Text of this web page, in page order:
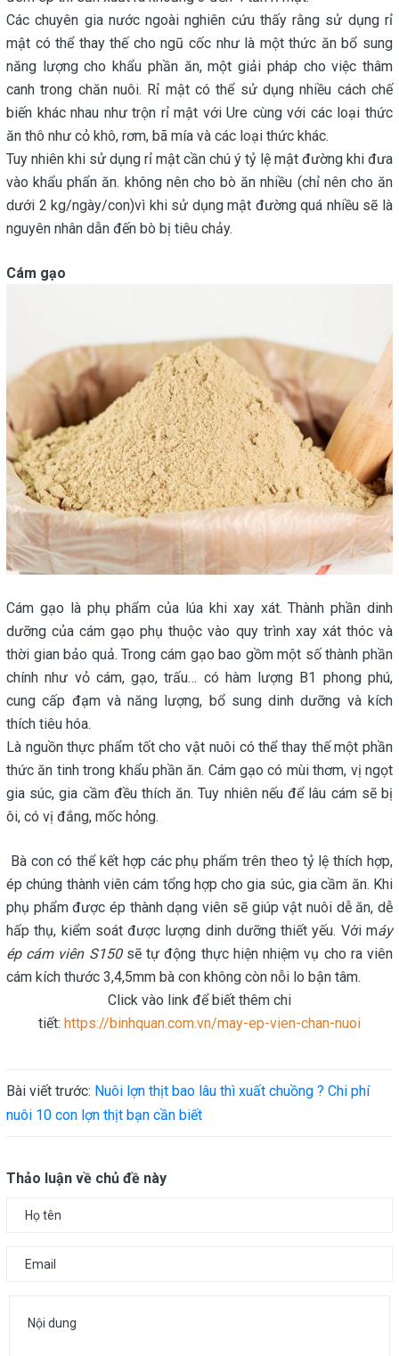
Các chuyên gia nước ngoài nghiên cứu thấy rằng sử dụng rỉ
mật có thể thay thế cho ngũ cốc như là một thức ăn bổ sung
năng lượng cho khẩu phần ăn, một giải pháp cho việc thâm
canh trong chăn nuôi. Rỉ mật có thể sử dụng nhiều cách chế
biến khác nhau như trộn rỉ mật với Ure cùng với các loại thức
ăn thô như cỏ khô, rơm, bã mía và các loại thức khác.
Tuy nhiên khi sử dụng rỉ mật cần chú ý tỷ lệ mật đường khi đưa
vào khẩu phẩn ăn. không nên cho bò ăn nhiều (chỉ nên cho ăn
dưới 2 kg/ngày/con)vì khi sử dụng mật đường quá nhiều sẽ là
nguyên nhân dẫn đến bò bị tiêu chảy.
Cám gạo
Cám gạo là phụ phẩm của lúa khi xay xát. Thành phần dinh
dưỡng của cám gạo phụ thuộc vào quy trình xay xát thóc và
thời gian bảo quả. Trong cám gạo bao gồm một số thành phần
chính như vỏ cám, gạo, trấu… có hàm lượng B1 phong phú,
cung cấp đạm và năng lượng, bổ sung dinh dưỡng và kích
thích tiêu hóa.
Là nguồn thực phẩm tốt cho vật nuôi có thể thay thế một phần
thức ăn tinh trong khẩu phần ăn. Cám gạo có mùi thơm, vị ngọt
gia súc, gia cầm đều thích ăn. Tuy nhiên nếu để lâu cám sẽ bị
ôi, có vị đắng, mốc hỏng.
Bà con có thể kết hợp các phụ phẩm trên theo tỷ lệ thích hợp,
ép chúng thành viên cám tổng hợp cho gia súc, gia cầm ăn. Khi
phụ phẩm được ép thành dạng viên sẽ giúp vật nuôi dễ ăn, dễ
hấp thụ, kiểm soát được lượng dinh dưỡng thiết yếu. Với máy
ép cám viên S150sẽ tự động thực hiện nhiệm vụ cho ra viên
cám kích thước 3,4,5mm bà con không còn nỗi lo bận tâm.
Click vào link để biết thêm chi
tiết: https://binhquan.com.vn/may-ep-vien-chan-nuoi
Bài viết trước: Nuôi lợn thịt bao lâu thì xuất chuồng ? Chi phí
nuôi 10 con lợn thịt bạn cần biết
Thảo luận về chủ đề này